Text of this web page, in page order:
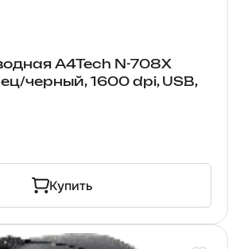
A4Tech N-708X
черный, 1600 dpi, USB,
Купить